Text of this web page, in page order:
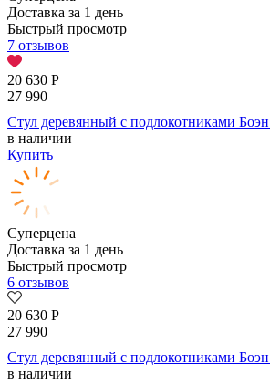
Доставка за 1 день
Быстрый просмотр
7 отзывов
20 630 Р
27 990
Стул деревянный с подлокотниками
в наличии
Купить
Суперцена
Доставка за 1 день
Быстрый просмотр
6 отзывов
20 630 Р
27 990
Стул деревянный с подлокотниками
в наличии